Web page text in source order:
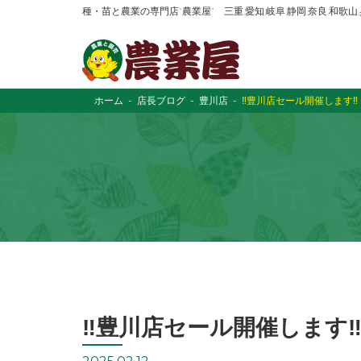
種・苗と農業の専門店“農業屋” 三重,愛知,岐阜,静岡,奈良,和歌山
ホーム 店長ブログ 豊川店 ‼️豊川店セール開催します‼️
‼️豊川店セール開催します‼️